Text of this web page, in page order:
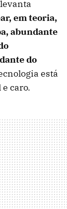
em teoria,
abundante
do
está
caro.